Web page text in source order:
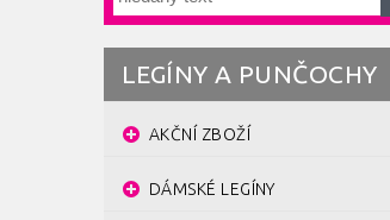
LEGÍNY A PUNČOCHY
AKČNÍ ZBOŽÍ
DÁMSKÉ LEGÍNY